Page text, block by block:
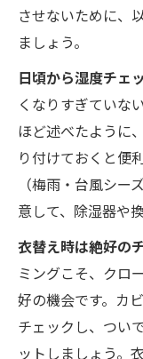
させないために、
ましょう。
日頃から湿度チェ
くなりすぎていな
ほど述べたように
り付けておくと便
（梅雨・台風シ
意して、除湿器や
衣替え時は絶好の
ミングこそ、クロ
好の機会です。カ
チェックし、つい
ットしましょう。